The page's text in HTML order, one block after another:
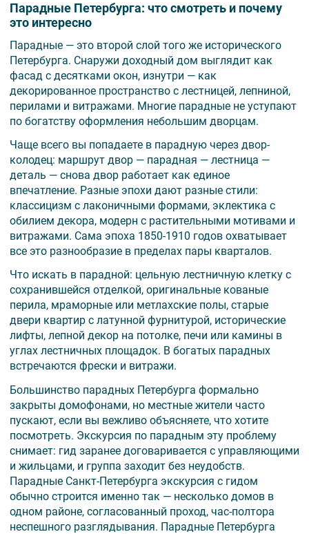
Парадные Петербурга: что смотреть и почему
это интересно
Парадные — это второй слой того же исторического
Петербурга. Снаружи доходный дом выглядит как
фасад с десятками окон, изнутри — как
декорированное пространство с лестницей, лепниной,
перилами и витражами. Многие парадные не уступают
по богатству оформления небольшим дворцам.
Чаще всего вы попадаете в парадную через двор-
колодец: маршрут двор — парадная — лестница —
деталь — снова двор работает как единое
впечатление. Разные эпохи дают разные стили:
классицизм с лаконичными формами, эклектика с
обилием декора, модерн с растительными мотивами и
витражами. Сама эпоха 1850-1910 годов охватывает
все это разнообразие в пределах пары кварталов.
Что искать в парадной: цельную лестничную клетку с
сохранившейся отделкой, оригинальные кованые
перила, мраморные или метлахские полы, старые
двери квартир с латунной фурнитурой, исторические
лифты, лепной декор на потолке, печи или камины в
углах лестничных площадок. В богатых парадных
встречаются фрески и витражи.
Большинство парадных Петербурга формально
закрыты домофонами, но местные жители часто
пускают, если вы вежливо объясняете, что хотите
посмотреть. Экскурсия по парадным эту проблему
снимает: гид заранее договаривается с управляющими
и жильцами, и группа заходит без неудобств.
Парадные Санкт-Петербурга экскурсия с гидом
обычно строится именно так — несколько домов в
одном районе, согласованный проход, час-полтора
неспешного разглядывания. Парадные Петербурга